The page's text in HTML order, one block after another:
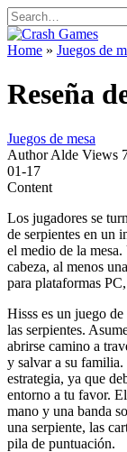
Skip
to
content
Search
for:
Home » Juegos de
Reseña
Juegos de mesa
Author Alde Views
01-17
Content
Los jugadores se
de serpientes en un
el medio de la
cabeza, al menos
para plataformas
Hisss es un juego
las serpientes.
abrirse camino a
y salvar a su
estrategia, ya que
entorno a tu favor.
mano y una banda
una serpiente, las
pila de puntuación.